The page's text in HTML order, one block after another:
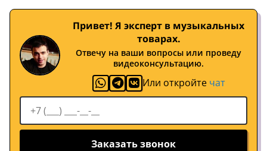
Привет! Я эксперт в музыкальных
товарах.
Отвечу на ваши вопросы или проведу
видеоконсультацию.
Или откройте чат
Заказать звонок